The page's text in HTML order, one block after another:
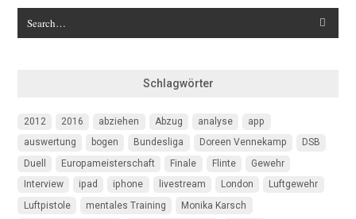
Schlagwörter
2012 2016 abziehen Abzug analyse
app
auswertung
bogen Bundesliga Doreen Vennekamp
DSB
Duell
Europameisterschaft Finale Flinte
Gewehr
Interview
ipad iphone livestream London
Luftgewehr
Luftpistole
mentales Training
Monika Karsch